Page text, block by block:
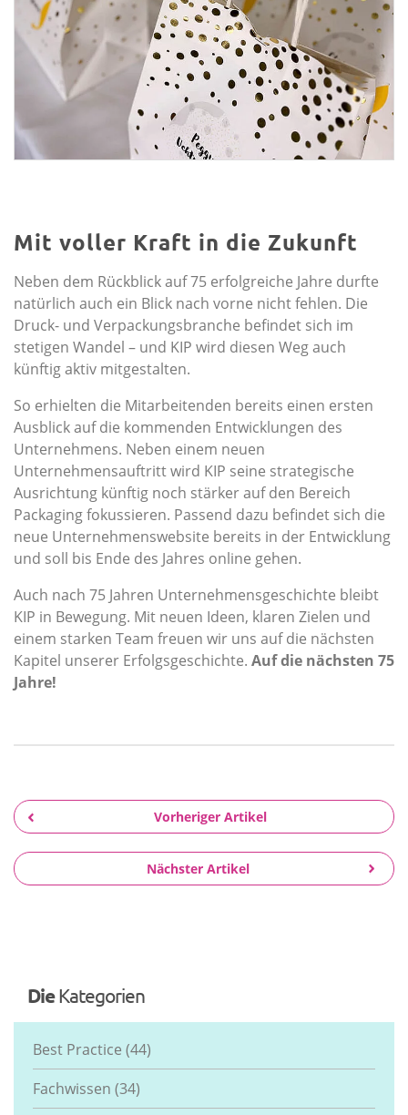
Mit voller Kraft in die Zukunft
Neben dem Rückblick auf 75 erfolgreiche Jahre durfte
natürlich auch ein Blick nach vorne nicht fehlen. Die
Druck- und Verpackungsbranche befindet sich im
stetigen Wandel – und KIP wird diesen Weg auch
künftig aktiv mitgestalten.
So erhielten die Mitarbeitenden bereits einen ersten
Ausblick auf die kommenden Entwicklungen des
Unternehmens. Neben einem neuen
Unternehmensauftritt wird KIP seine strategische
Ausrichtung künftig noch stärker auf den Bereich
Packaging fokussieren. Passend dazu befindet sich die
neue Unternehmenswebsite bereits in der Entwicklung
und soll bis Ende des Jahres online gehen.
Auch nach 75 Jahren Unternehmensgeschichte bleibt
KIP in Bewegung. Mit neuen Ideen, klaren Zielen und
einem starken Team freuen wir uns auf die nächsten
Kapitel unserer Erfolgsgeschichte. Auf die nächsten 75
Jahre!
Vorheriger Artikel
Nächster Artikel
DieKategorien
Best Practice (44)
Fachwissen (34)